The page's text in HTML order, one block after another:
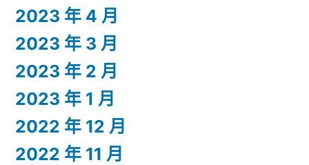
2023 年 4 月
2023 年 3 月
2023 年 2 月
2023 年 1 月
2022 年 12 月
2022 年 11 月